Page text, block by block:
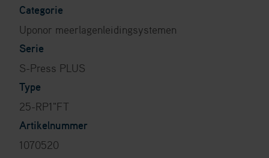
Categorie
Uponor meerlagenleidingsystemen
Serie
S-Press PLUS
Type
25-RP1"FT
Artikelnummer
1070520